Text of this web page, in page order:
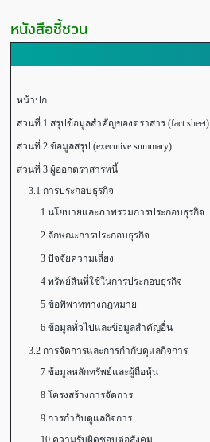
หนังสือชี้ชวน
หน้าปก
ส่วนที่ 1 สรุปข้อมูลสำคัญของตราสาร (fact sheet)
ส่วนที่ 2 ข้อมูลสรุป (executive summary)
ส่วนที่ 3 ผู้ออกตราสารหนี้
3.1 การประกอบธุรกิจ
1 นโยบายและภาพรวมการประกอบธุรกิจ
2 ลักษณะการประกอบธุรกิจ
3 ปัจจัยความเสี่ยง
4 ทรัพย์สินที่ใช้ในการประกอบธุรกิจ
5 ข้อพิพาททางกฎหมาย
6 ข้อมูลทั่วไปและข้อมูลสำคัญอื่น
3.2 การจัดการและการกำกับดูแลกิจการ
7 ข้อมูลหลักทรัพย์และผู้ถือหุ้น
8 โครงสร้างการจัดการ
9 การกำกับดูแลกิจการ
10 ความรับผิดชอบต่อสังคม